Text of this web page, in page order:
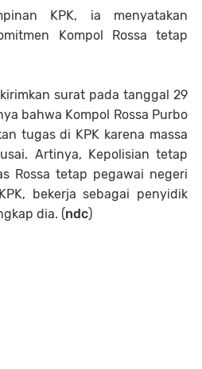
KPK, ia menyatakan
Kompol Rossa tetap
surat pada tanggal 29
bahwa Kompol Rossa Purbo
tugas di KPK karena massa
Artinya, Kepolisian tetap
Rossa tetap pegawai negeri
bekerja sebagai penyidik
dia. (ndc)